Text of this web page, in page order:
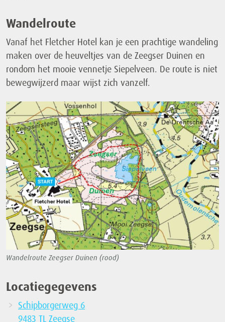
Wandelroute
Vanaf het Fletcher Hotel kan je een prachtige wandeling
maken over de heuveltjes van de Zeegser Duinen en
rondom het mooie vennetje Siepelveen. De route is niet
bewegwijzerd maar wijst zich vanzelf.
Wandelroute Zeegser Duinen (rood)
Locatiegegevens
Schipborgerweg 6
9483 TL Zeegse